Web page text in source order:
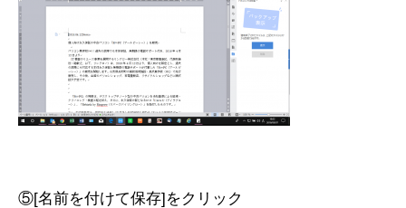
⑤[名前を付けて保存]をクリック